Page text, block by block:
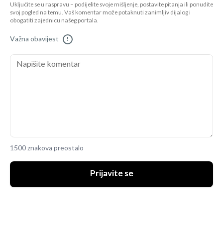
Uključite se u raspravu – podijelite svoje mišljenje, postavite pitanja ili ponudite
svoj pogled na temu. Vaš komentar može potaknuti zanimljiv dijalog i
obogatiti zajednicu našeg portala.
Važna obavijest !
1500 znakova preostalo
Prijavite se